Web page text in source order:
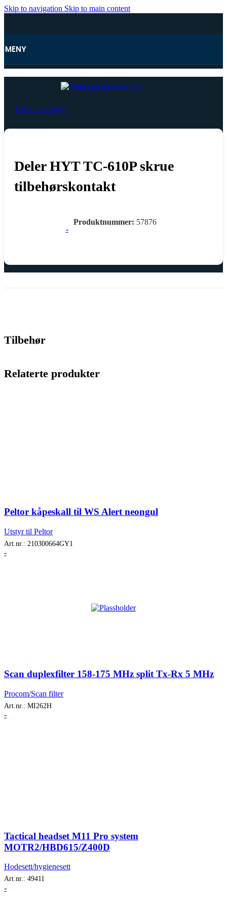
Skip to navigation Skip to main content
MENY
Hjem
Click to enlarge
Deler HYT TC-610P skrue
tilbehørskontakt
-
Produktnummer: 57876
Tilbehør
Relaterte produkter
Peltor kåpeskall til WS Alert neongul
Utstyr til Peltor
Art.nr.: 210300664GY1
-
Scan duplexfilter 158-175 MHz split Tx-Rx 5 MHz
Procom/Scan filter
Art.nr.: MI262H
-
Tactical headset M11 Pro system
MOTR2/HBD615/Z400D
Hodesett/hygienesett
Art.nr.: 49411
-